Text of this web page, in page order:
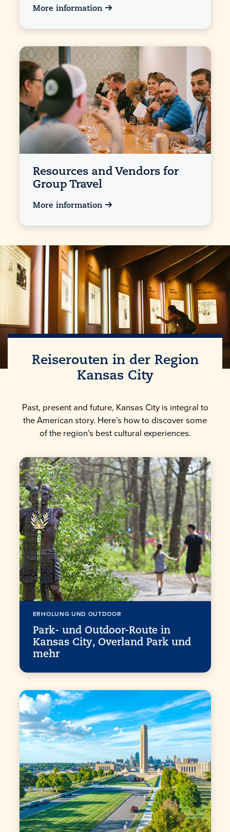
More information
Resources and Vendors for
Group Travel
More information
Reiserouten in der Region
Kansas City
Past, present and future, Kansas City is integral to
the American story. Here’s how to discover some
of the region’s best cultural experiences.
ERHOLUNG UND OUTDOOR
Park- und Outdoor-Route in
Kansas City, Overland Park und
mehr